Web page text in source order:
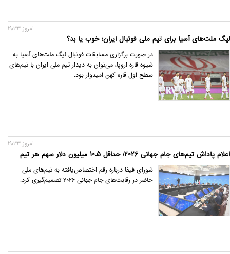
لیگ ملت‌های آسیا برای تیم ملی فوتبال ایران؛ خوب یا بد؟
امروز 19:33
در صورت برگزاری مسابقات فوتبال لیگ ملت‌های آسیا به
شیوه قاره اروپا، می‌توان به دیدار تیم ملی ایران با تیم‌های
سطح اول قاره کهن امیدوار بود.
اعلام پاداش تیم‌های جام جهانی 2026/ حداقل 10.5 میلیون دلار سهم هر تیم
امروز 19:33
شورای فیفا درباره رقم اختصاص‌یافته به تیم‌های ملی
حاضر در رقابت‌های جام جهانی 2026 تصمیم‌گیری کرد.